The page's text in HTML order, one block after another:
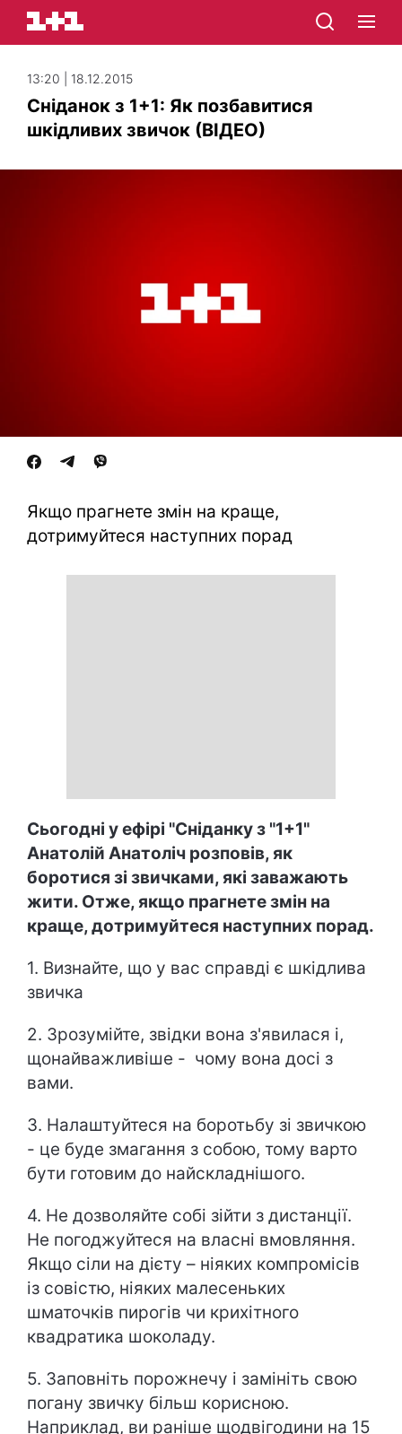
13:20 | 18.12.2015
Сніданок з 1+1: Як позбавитися
шкідливих звичок (ВІДЕО)
Якщо прагнете змін на краще,
дотримуйтеся наступних порад
Сьогодні у ефірі "Сніданку з "1+1"
Анатолій Анатоліч розповів, як
боротися зі звичками, які заважають
жити. Отже, якщо прагнете змін на
краще, дотримуйтеся наступних порад.
1. Визнайте, що у вас справді є шкідлива
звичка
2. Зрозумійте, звідки вона з'явилася і,
щонайважливіше - чому вона досі з
вами.
3. Налаштуйтеся на боротьбу зі звичкою
- це буде змагання з собою, тому варто
бути готовим до найскладнішого.
4. Не дозволяйте собі зійти з дистанції.
Не погоджуйтеся на власні вмовляння.
Якщо сіли на дієту – ніяких компромісів
із совістю, ніяких малесеньких
шматочків пирогів чи крихітного
квадратика шоколаду.
5. Заповніть порожнечу і замініть свою
погану звичку більш корисною.
Наприклад, ви раніше щодвігодини на 15